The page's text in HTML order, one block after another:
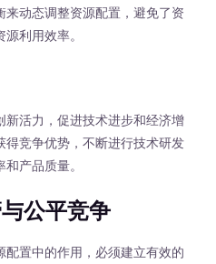
动态调整资源配置，避免了资
利用效率。
活力，促进技术进步和经济增
竞争优势，不断进行技术研发
产品质量。
公平竞争
置中的作用，必须建立有效的